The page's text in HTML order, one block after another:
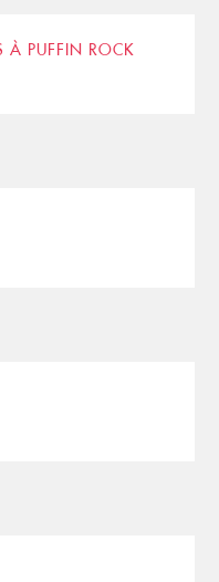
À PUFFIN ROCK